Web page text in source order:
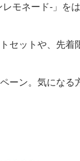
モネード-」を
セットや、先
ーン。気になる